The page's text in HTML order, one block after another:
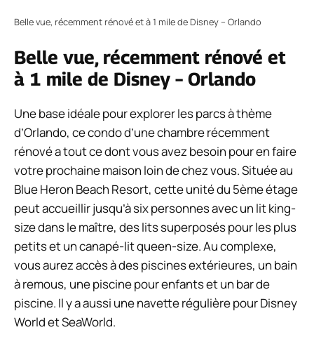
Belle vue, récemment rénové et à 1 mile de Disney – Orlando
Belle vue, récemment rénové et
à 1 mile de Disney – Orlando
Une base idéale pour explorer les parcs à thème
d’Orlando, ce condo d’une chambre récemment
rénové a tout ce dont vous avez besoin pour en faire
votre prochaine maison loin de chez vous. Située au
Blue Heron Beach Resort, cette unité du 5ème étage
peut accueillir jusqu’à six personnes avec un lit king-
size dans le maître, des lits superposés pour les plus
petits et un canapé-lit queen-size. Au complexe,
vous aurez accès à des piscines extérieures, un bain
à remous, une piscine pour enfants et un bar de
piscine. Il y a aussi une navette régulière pour Disney
World et SeaWorld.